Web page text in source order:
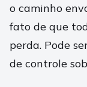
o caminho
fato de que
perda. Pode
de controle